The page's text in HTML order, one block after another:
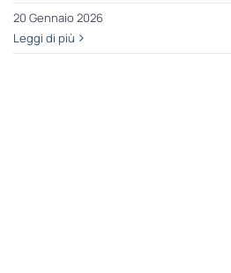
20 Gennaio 2026
Leggi di più